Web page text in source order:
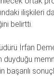
ilişkileri
belirtti.
İrfan
duyduğu
başarılı